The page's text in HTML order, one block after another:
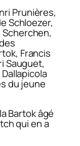
Prunières,
Schloezer,
Francis
Sauguet,
du jeune
Bartok âgé
qui en a